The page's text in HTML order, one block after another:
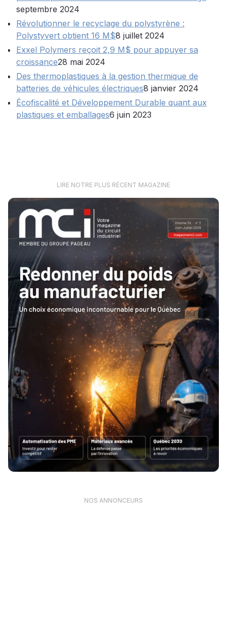
septembre 2024
Révolutionner le recyclage du polystyrène :
Polystyvert obtient 16 M$8 juillet 2024
Exxel Polymers reçoit 2,9 M$ pour appuyer sa
croissance28 mai 2024
Des thermoplastiques à la gestion thermique de
batteries de véhicules électriques8 janvier 2024
Écofiscalité et Développement Durable quant aux
plastiques et emballages6 juin 2023
LIRE NOTRE PLUS RÉCENT MAGAZINE
NOS ANNONCEURS